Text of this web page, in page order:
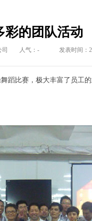
彩的团队活动
人气： - 发表时间：
比赛，极大丰富了员工